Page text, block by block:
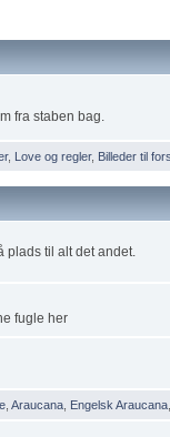
fra staben bag.
, Love og regler, Billeder til
plads til alt det andet.
fugle her
Araucana Engelsk Araucana